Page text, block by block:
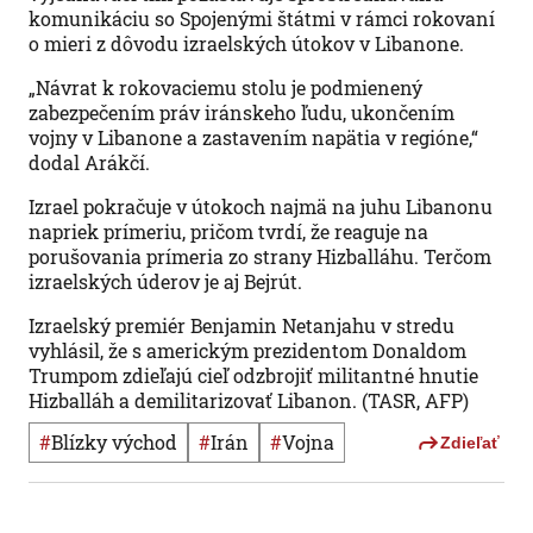
komunikáciu so Spojenými štátmi v rámci rokovaní
o mieri z dôvodu izraelských útokov v Libanone.
„Návrat k rokovaciemu stolu je podmienený
zabezpečením práv iránskeho ľudu, ukončením
vojny v Libanone a zastavením napätia v regióne,“
dodal Arákčí.
Izrael pokračuje v útokoch najmä na juhu Libanonu
napriek prímeriu, pričom tvrdí, že reaguje na
porušovania prímeria zo strany Hizballáhu. Terčom
izraelských úderov je aj Bejrút.
Izraelský premiér Benjamin Netanjahu v stredu
vyhlásil, že s americkým prezidentom Donaldom
Trumpom zdieľajú cieľ odzbrojiť militantné hnutie
Hizballáh a demilitarizovať Libanon. (TASR, AFP)
# Blízky východ # Irán # vojna Zdieľať